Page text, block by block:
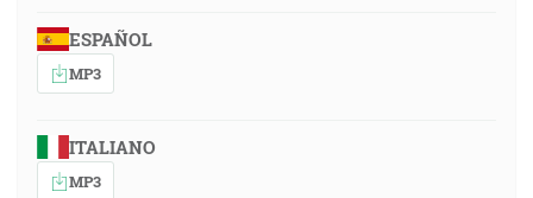
ESPAÑOL
MP3
ITALIANO
MP3